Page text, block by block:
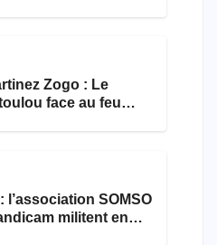
Zogo : Le
face au feu
l’association SOMSO
militent en